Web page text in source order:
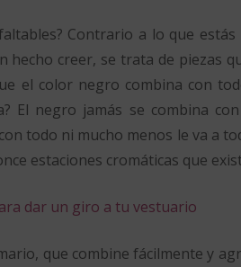
Contrario a lo que
creer, se trata de piezas
el color negro combina con
El negro jamás se combina
todo ni mucho menos le va a
estaciones cromáticas que
dar un giro a tu vestuario
que combine fácilmente y